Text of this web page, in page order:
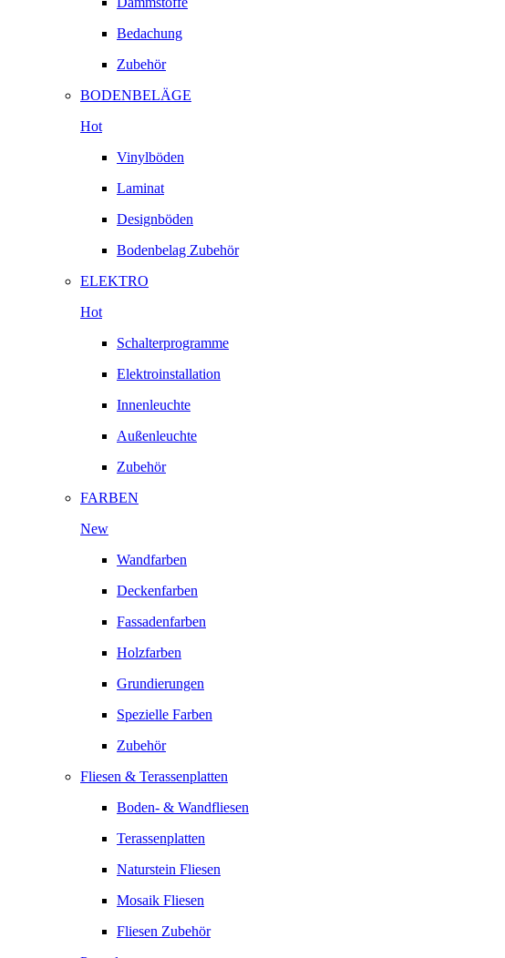
Bedachung
Zubehör
BODENBELÄGE
Hot
Vinylböden
Laminat
Designböden
Bodenbelag Zubehör
ELEKTRO
Hot
Schalterprogramme
Elektroinstallation
Innenleuchte
Außenleuchte
Zubehör
FARBEN
New
Wandfarben
Deckenfarben
Fassadenfarben
Holzfarben
Grundierungen
Spezielle Farben
Zubehör
Fliesen & Terassenplatten
Boden- & Wandfliesen
Terassenplatten
Naturstein Fliesen
Mosaik Fliesen
Fliesen Zubehör